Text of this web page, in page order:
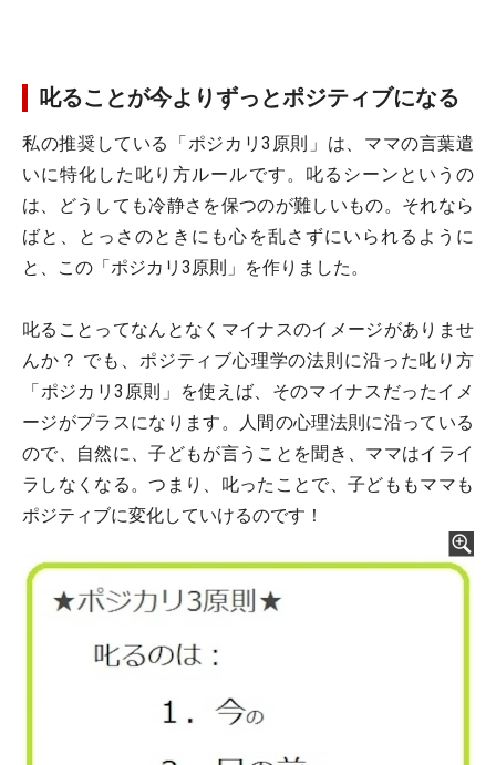
叱ることが今よりずっとポジティブになる
私の推奨している「ポジカリ3原則」は、ママの言葉遣
いに特化した叱り方ルールです。叱るシーンというの
は、どうしても冷静さを保つのが難しいもの。それなら
ばと、とっさのときにも心を乱さずにいられるように
と、この「ポジカリ3原則」を作りました。
叱ることってなんとなくマイナスのイメージがありませ
んか？ でも、ポジティブ心理学の法則に沿った叱り方
「ポジカリ3原則」を使えば、そのマイナスだったイメ
ージがプラスになります。人間の心理法則に沿っている
ので、自然に、子どもが言うことを聞き、ママはイライ
ラしなくなる。つまり、叱ったことで、子どももママも
ポジティブに変化していけるのです！